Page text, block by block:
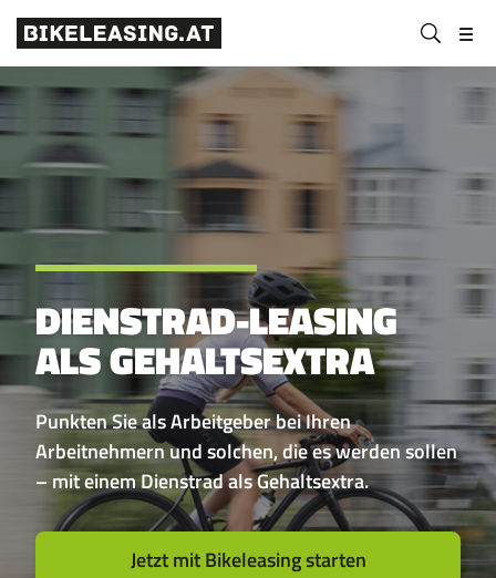
BLS
Bikeleasing-
Service
Österreich
GmbH
Bikeleasing
ist
zuverlässiger
Partner
Auch
Selbstständige.
Wir
organisieren
Rundum-
sorglos-
Paket
das
https://bikeleasing.at/
DIENSTRAD-LEASING
ALS GEHALTSEXTRA
Punkten Sie als Arbeitgeber bei Ihren
Arbeitnehmern und solchen, die es werden sollen
– mit einem Dienstrad als Gehaltsextra.
Jetzt mit Bikeleasing starten